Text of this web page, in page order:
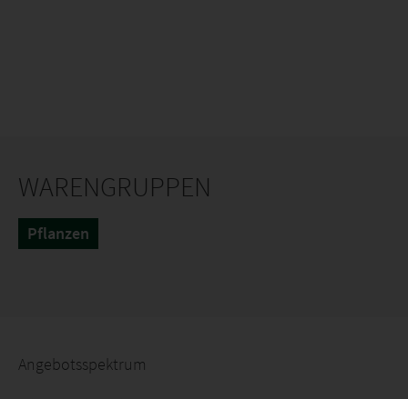
WARENGRUPPEN
Pflanzen
Angebotsspektrum